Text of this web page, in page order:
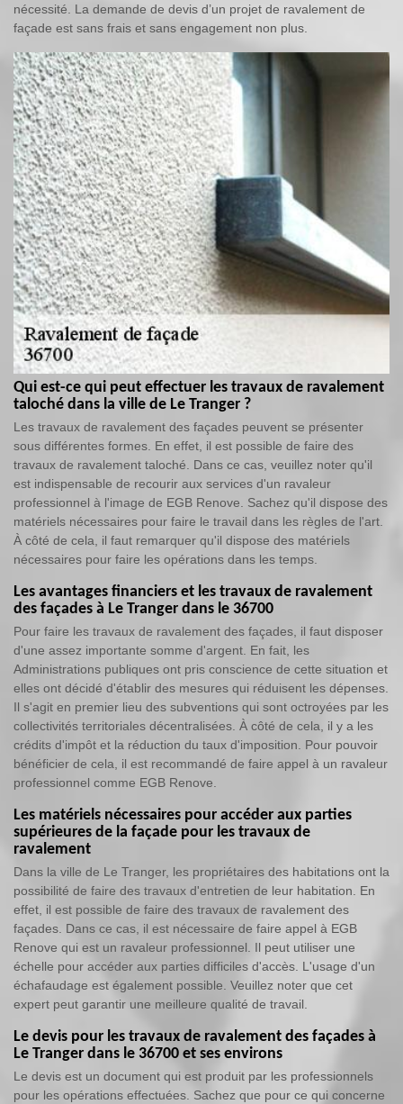
nécessité. La demande de devis d’un projet de ravalement de
façade est sans frais et sans engagement non plus.
Qui est-ce qui peut effectuer les travaux de ravalement
taloché dans la ville de Le Tranger ?
Les travaux de ravalement des façades peuvent se présenter
sous différentes formes. En effet, il est possible de faire des
travaux de ravalement taloché. Dans ce cas, veuillez noter qu'il
est indispensable de recourir aux services d'un ravaleur
professionnel à l'image de EGB Renove. Sachez qu'il dispose des
matériels nécessaires pour faire le travail dans les règles de l'art.
À côté de cela, il faut remarquer qu'il dispose des matériels
nécessaires pour faire les opérations dans les temps.
Les avantages financiers et les travaux de ravalement
des façades à Le Tranger dans le 36700
Pour faire les travaux de ravalement des façades, il faut disposer
d'une assez importante somme d'argent. En fait, les
Administrations publiques ont pris conscience de cette situation et
elles ont décidé d'établir des mesures qui réduisent les dépenses.
Il s'agit en premier lieu des subventions qui sont octroyées par les
collectivités territoriales décentralisées. À côté de cela, il y a les
crédits d'impôt et la réduction du taux d'imposition. Pour pouvoir
bénéficier de cela, il est recommandé de faire appel à un ravaleur
professionnel comme EGB Renove.
Les matériels nécessaires pour accéder aux parties
supérieures de la façade pour les travaux de
ravalement
Dans la ville de Le Tranger, les propriétaires des habitations ont la
possibilité de faire des travaux d'entretien de leur habitation. En
effet, il est possible de faire des travaux de ravalement des
façades. Dans ce cas, il est nécessaire de faire appel à EGB
Renove qui est un ravaleur professionnel. Il peut utiliser une
échelle pour accéder aux parties difficiles d'accès. L'usage d'un
échafaudage est également possible. Veuillez noter que cet
expert peut garantir une meilleure qualité de travail.
Le devis pour les travaux de ravalement des façades à
Le Tranger dans le 36700 et ses environs
Le devis est un document qui est produit par les professionnels
pour les opérations effectuées. Sachez que pour ce qui concerne